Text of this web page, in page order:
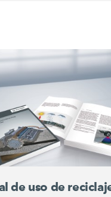
de uso de